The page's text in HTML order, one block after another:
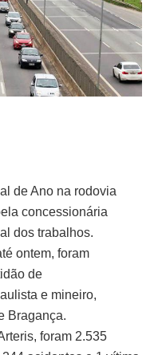
de Ano na rodovia
concessionária
dos trabalhos.
ontem, foram
de
e mineiro,
Bragança.
foram 2.535